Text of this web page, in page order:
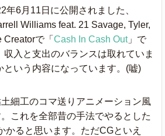
年6月11日に公開されました、
Williams feat. 21 Savage, Tyler,
Creatorで「 Cash In Cash Out」で
収入と支出のバランスは取れていま
という内容になっています。(嘘)
細工のコマ送りアニメーション風
これを全部昔の手法でやるとした
かると思います。ただCGといえ